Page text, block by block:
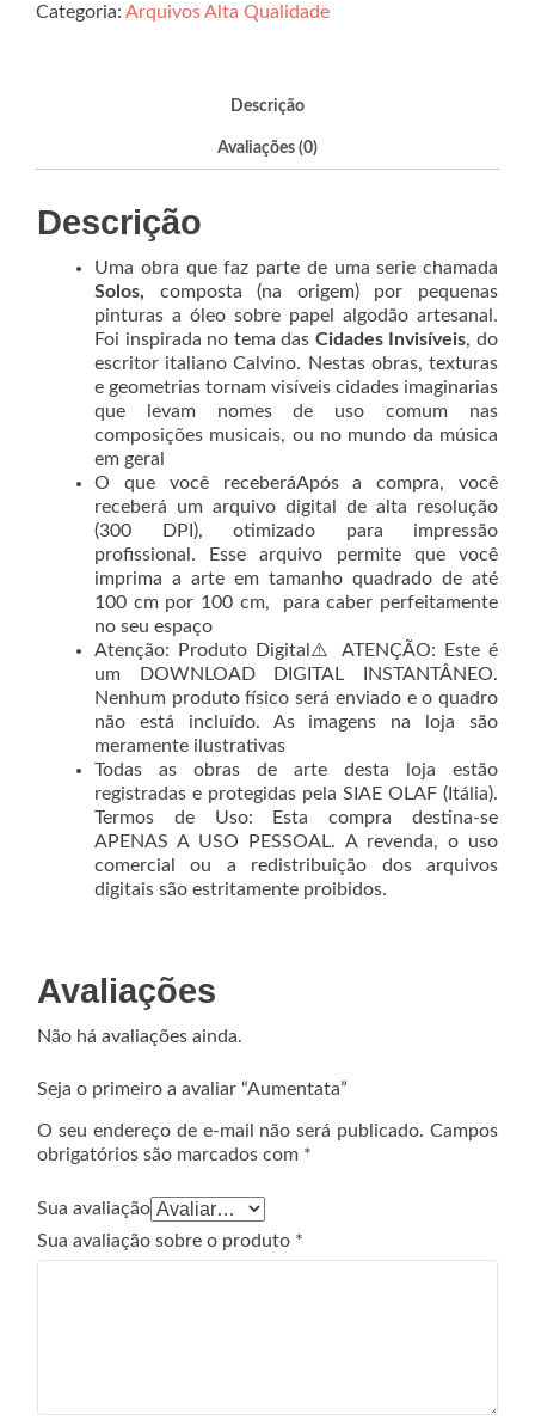
Categoria: Arquivos Alta Qualidade
Descrição
Avaliações (0)
Descrição
Uma obra que faz parte de uma serie chamada
Solos, composta (na origem) por pequenas
pinturas a óleo sobre papel algodão artesanal.
Foi inspirada no tema das Cidades Invisíveis, do
escritor italiano Calvino. Nestas obras, texturas
e geometrias tornam visíveis cidades imaginarias
que levam nomes de uso comum nas
composições musicais, ou no mundo da música
em geral
O que você receberáApós a compra, você
receberá um arquivo digital de alta resolução
(300 DPI), otimizado para impressão
profissional. Esse arquivo permite que você
imprima a arte em tamanho quadrado de até
100 cm por 100 cm, para caber perfeitamente
no seu espaço
Atenção: Produto Digital⚠️ ATENÇÃO: Este é
um DOWNLOAD DIGITAL INSTANTÂNEO.
Nenhum produto físico será enviado e o quadro
não está incluído. As imagens na loja são
meramente ilustrativas
Todas as obras de arte desta loja estão
registradas e protegidas pela SIAE OLAF (Itália).
Termos de Uso: Esta compra destina-se
APENAS A USO PESSOAL. A revenda, o uso
comercial ou a redistribuição dos arquivos
digitais são estritamente proibidos.
Avaliações
Não há avaliações ainda.
Seja o primeiro a avaliar “Aumentata”
O seu endereço de e-mail não será publicado. Campos
obrigatórios são marcados com *
Sua avaliação
Sua avaliação sobre o produto *